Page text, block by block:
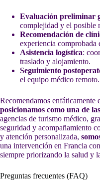
Evaluación preliminar
complejidad y el posible
Recomendación de
experiencia comprobada
Asistencia logística:
traslado y alojamiento.
Seguimiento
el equipo médico remoto.
Recomendamos enfáticamente
posicionamos como una de
agencias de turismo médico,
seguridad y acompañamiento
y atención personalizada,
una intervención en Francia
siempre priorizando la salud y
Preguntas frecuentes (FAQ)